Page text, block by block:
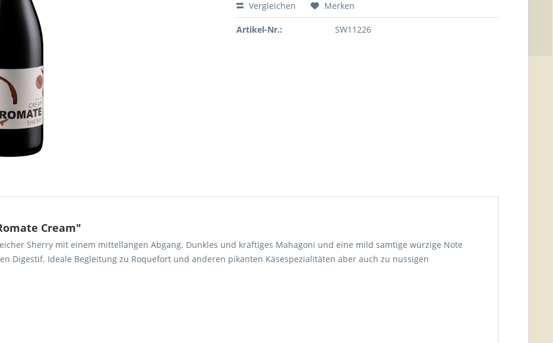
Vergleichen Merken
Artikel-Nr.: SW11226
Cream"
Sherry mit einem mittellangen Abgang. Dunkles und kräftiges Mahagoni und eine mild samtige würzige Note
Digestif. Ideale Begleitung zu Roquefort und anderen pikanten Käsespezialitäten aber auch zu nussigen